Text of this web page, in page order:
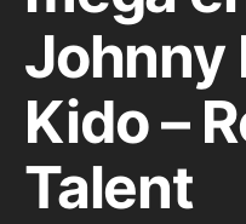
Johnny
Kido –
Talent